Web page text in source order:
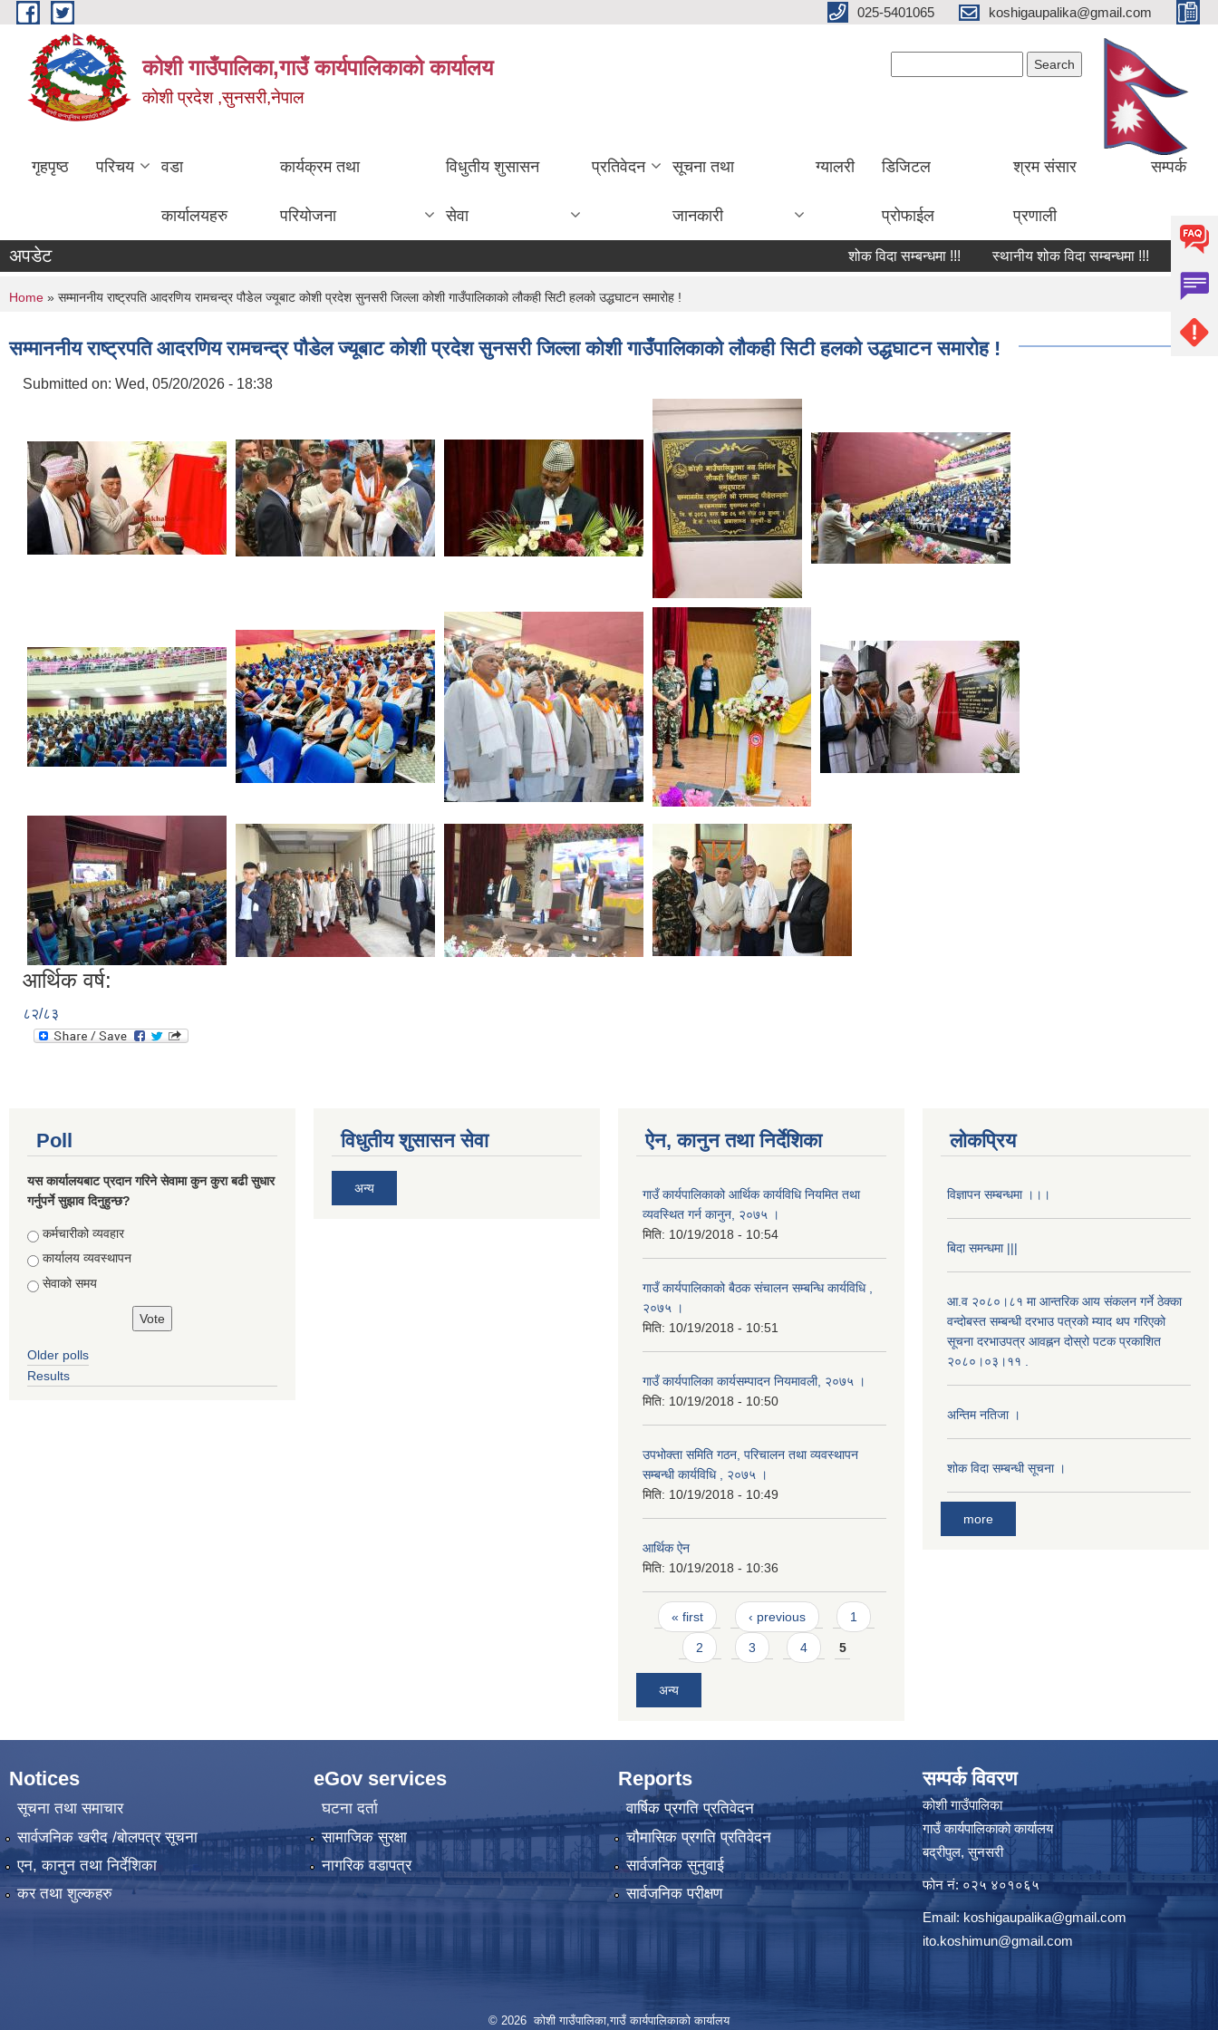
Skip to main content 025-5401065 koshigaupalika@gmail.com
कोशी गाउँपालिका,गाउँ कार्यपालिकाको कार्यालय
काेशी प्रदेश ,सुनसरी,नेपाल
गृहपृष्ठ परिचय वडा
कार्यालयहरु
कार्यक्रम तथा
परियोजना
विधुतीय शुसासन
सेवा
प्रतिवेदन सूचना तथा
जानकारी
ग्यालरी डिजिटल
प्रोफाईल
श्रम संसार
प्रणाली
सम्पर्क
अपडेट शोक विदा सम्बन्धमा !!! स्थानीय शोक विदा सम्बन्धमा !!! शोक वक्तव्य
You are here
Home » सम्माननीय राष्ट्रपति आदरणिय रामचन्द्र पौडेल ज्यूबाट कोशी प्रदेश सुनसरी जिल्ला कोशी गाउँपालिकाको लौकही सिटी हलको उद्धघाटन समारोह !
सम्माननीय राष्ट्रपति आदरणिय रामचन्द्र पौडेल ज्यूबाट कोशी प्रदेश सुनसरी जिल्ला कोशी गाउँपालिकाको लौकही सिटी हलको उद्धघाटन समारोह !
Submitted on: Wed, 05/20/2026 - 18:38
आर्थिक वर्ष:
८२/८३
Poll
यस कार्यालयबाट प्रदान गरिने सेवामा कुन कुरा बढी सुधार
गर्नुपर्ने सुझाव दिनुहुन्छ?
Choices
कर्मचारीको व्यवहार
कार्यालय व्यवस्थापन
सेवाको समय
Older polls
Results
विधुतीय शुसासन सेवा
अन्य
ऐन, कानुन तथा निर्देशिका
गाउँ कार्यपालिकाको आर्थिक कार्यविधि नियमित तथा
व्यवस्थित गर्न कानुन, २०७५ ।
मिति: 10/19/2018 - 10:54
गाउँ कार्यपालिकाको बैठक संचालन सम्बन्धि कार्यविधि ,
२०७५ ।
मिति: 10/19/2018 - 10:51
गाउँ कार्यपालिका कार्यसम्पादन नियमावली, २०७५ ।
मिति: 10/19/2018 - 10:50
उपभोक्ता समिति गठन, परिचालन तथा व्यवस्थापन
सम्बन्धी कार्यविधि , २०७५ ।
मिति: 10/19/2018 - 10:49
आर्थिक ऐन
मिति: 10/19/2018 - 10:36
Pages
« first ‹ previous 1
2 3 4 5
अन्य
लोकप्रिय
विज्ञापन सम्बन्धमा ।।।
बिदा समन्धमा |||
आ.व २०८०।८१ मा आन्तरिक आय संकलन गर्ने ठेक्का
वन्दोबस्त सम्बन्धी दरभाउ पत्रको म्याद थप गरिएको
सूचना दरभाउपत्र आवह्नन दोस्रो पटक प्रकाशित
२०८०।०३।११ .
अन्तिम नतिजा ।
शोक विदा सम्बन्धी सूचना ।
more
Notices
सूचना तथा समाचार
सार्वजनिक खरीद /बोलपत्र सूचना
एन, कानुन तथा निर्देशिका
कर तथा शुल्कहरु
eGov services
घटना दर्ता
सामाजिक सुरक्षा
नागरिक वडापत्र
Reports
वार्षिक प्रगति प्रतिवेदन
चौमासिक प्रगति प्रतिवेदन
सार्वजनिक सुनुवाई
सार्वजनिक परीक्षण
सम्पर्क विवरण
कोशी गाउँपालिका
गाउँ कार्यपालिकाको कार्यालय
बद्रीपुल, सुनसरी
फोन नं: ०२५ ४०१०६५
Email: koshigaupalika@gmail.com
ito.koshimun@gmail.com
© 2026 कोशी गाउँपालिका,गाउँ कार्यपालिकाको कार्यालय